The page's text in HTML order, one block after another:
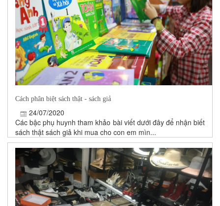
Cách phân biệt sách thật - sách giả
24/07/2020
Các bậc phụ huynh tham khảo bài viết dưới đây để nhận biết
sách thật sách giả khi mua cho con em mìn...